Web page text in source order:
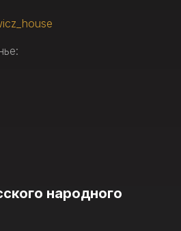
народного